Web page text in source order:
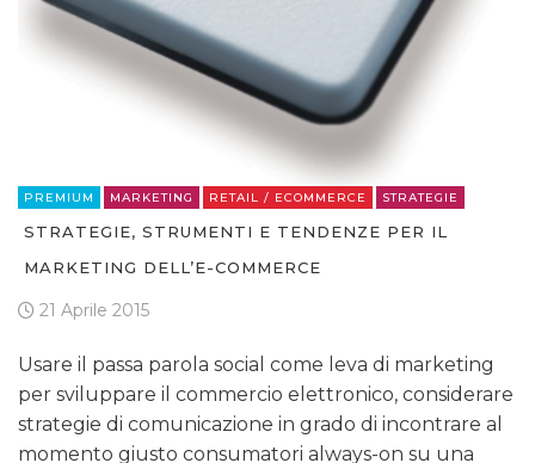
PREMIUM MARKETING RETAIL / ECOMMERCE STRATEGIE
STRATEGIE, STRUMENTI E TENDENZE PER IL
MARKETING DELL’E-COMMERCE
21 Aprile 2015
Usare il passa parola social come leva di marketing
per sviluppare il commercio elettronico, considerare
strategie di comunicazione in grado di incontrare al
momento giusto consumatori always-on su una